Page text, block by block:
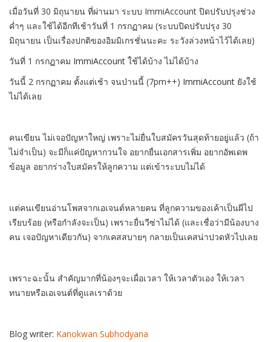
เมื่อวันที่ 30 มิถุนายน ที่ผ่านมา ระบบ ImmiAccount ปิดปรับปรุงช่วง
ค่ำๆ และใช้ได้อีกทีเช้าวันที่ 1 กรกฏาคม (ระบบปิดปรับปรุง 30
มิถุนายน เป็นเรื่องปกติของอิมมิเกรชั่นนะคะ ระวังล่วงหน้าไว้ได้เลย)
วันที่ 1 กรกฏาคม ImmiAccount ใช้ได้บ้าง ไม่ได้บ้าง
วันนี้ 2 กรกฏาคม ตั้งแต่เช้า จนป่านนี้ (7pm++) ImmiAccount ยังใช้
ไม่ได้เลย
คนเขียน ไม่เจอปัญหาใหญ่ เพราะไม่ยื่นใบสมัครวันสุดท้ายอยู่แล้ว (ถ้า
ไม่จำเป็น) จะมีก็แค่ปัญหากวนใจ อยากยื่นเอกสารเพิ่ม อยากอัพเดพ
ข้อมูล อยากร่างใบสมัครให้ลูกความ แต่เข้าระบบไม่ได้
แต่คนเขียนอ่านโพสจากเอเจนต์หลายคน ที่ลูกความของเค้าเป็นผีไป
เรียบร้อย (หรือกำลังจะเป็น) เพราะยื่นวีซ่าไม่ได้ (และเชื่อว่ามีน้องบาง
คน เจอปัญหาเดียวกัน) จากเคสสบายๆ กลายเป็นเคสน่าปวดหัวไปเลย
เพราะฉะนั้น สำคัญมากที่น้องๆจะเผื่อเวลา ให้เวลาตัวเอง ให้เวลา
ทนายหรือเอเจนต์ที่ดูแลเราด้วย
Blog writer: Kanokwan Subhodyana